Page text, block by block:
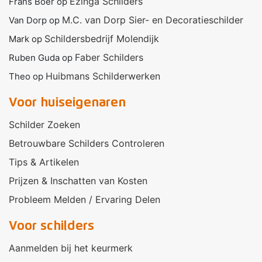
Van Dorp op M.C. van Dorp Sier- en Decoratieschilder
Mark op Schildersbedrijf Molendijk
Ruben Guda op Faber Schilders
Theo op Huibmans Schilderwerken
Voor huiseigenaren
Schilder Zoeken
Betrouwbare Schilders Controleren
Tips & Artikelen
Prijzen & Inschatten van Kosten
Probleem Melden / Ervaring Delen
Voor schilders
Aanmelden bij het keurmerk